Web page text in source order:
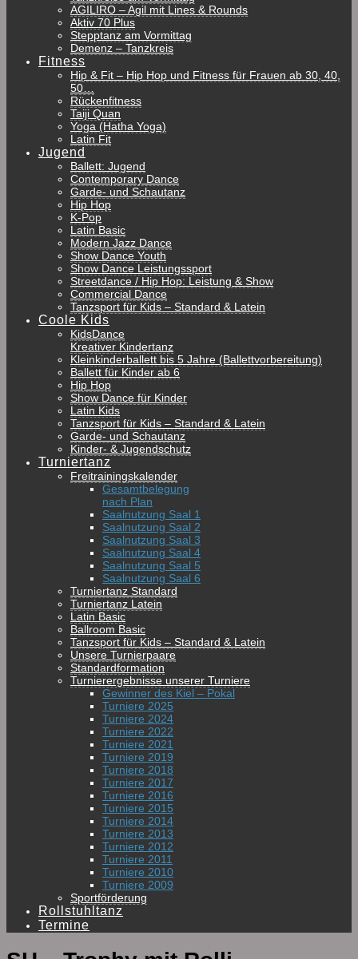
AGILIRO – Agil mit Lines & Rounds
Aktiv 70 Plus
Stepptanz am Vormittag
Demenz – Tanzkreis
Fitness
Hip & Fit – Hip Hop und Fitness für Frauen ab 30, 40,
50…
Rückenfitness
Taiji Quan
Yoga (Hatha Yoga)
Latin Fit
Jugend
Ballett: Jugend
Contemporary Dance
Garde- und Schautanz
Hip Hop
K-Pop
Latin Basic
Modern Jazz Dance
Show Dance Youth
Show Dance Leistungssport
Streetdance / Hip Hop: Leistung & Show
Commercial Dance
Tanzsport für Kids – Standard & Latein
Coole Kids
KidsDance
Kreativer Kindertanz
Kleinkinderballett bis 5 Jahre (Ballettvorbereitung)
Ballett für Kinder ab 6
Hip Hop
Show Dance für Kinder
Latin Kids
Tanzsport für Kids – Standard & Latein
Garde- und Schautanz
Kinder- & Jugendschutz
Turniertanz
Freitrainingskalender
Gesamtbelegung
nach Plan
Saalnutzung Saal 1
Saalnutzung Saal 2
Saalnutzung Saal 3
Saalnutzung Saal 4
Saalnutzung Saal 5
Saalnutzung Saal 6
Turniertanz Standard
Turniertanz Latein
Latin Basic
Ballroom Basic
Tanzsport für Kids – Standard & Latein
Unsere Turnierpaare
Standardformation
Turnierergebnisse unserer Turniere
Gewinner des Kiel – Pokal
Turniere 2025
Turniere 2024
Turniere 2022
Turniere 2021
Turniere 2019
Turniere 2018
Turniere 2017
Turniere 2016
Turniere 2015
Turniere 2014
Turniere 2013
Turniere 2012
Turniere 2011
Turniere 2010
Turniere 2009
Sportförderung
Rollstuhltanz
Termine